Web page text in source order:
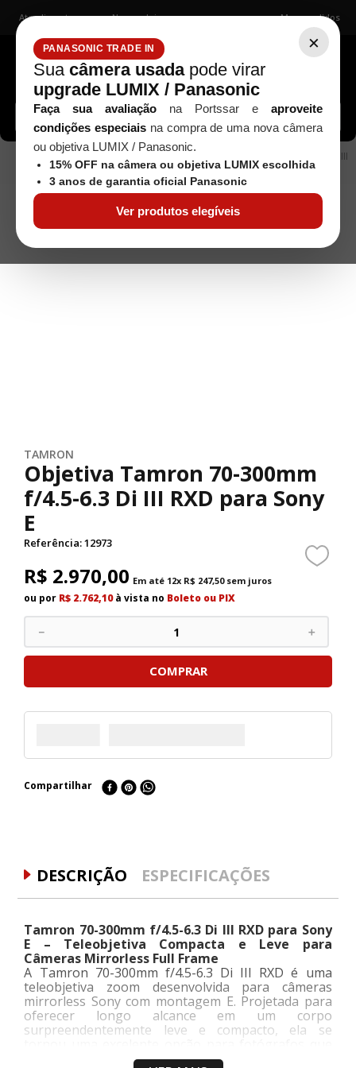
×
PANASONIC TRADE IN
Sua câmera usadapode virar
upgrade LUMIX / Panasonic
Faça sua avaliação na Portssar e aproveite
condições especiaisna compra de uma nova câmera
ou objetiva LUMIX / Panasonic.
15% OFF na câmera ou objetiva LUMIX escolhida
3 anos de garantia oficial Panasonic
Ver produtos elegíveis
Atendimento Nossas lojas Meus pedidos
Buscar câmeras, lentes, acessórios...
Objetivas Sony
Objetiva Tamron 70-300mm f/4.5-6.3 Di III
RXD para Sony E
TAMRON
Objetiva Tamron 70-300mm
f/4.5-6.3 Di III RXD para Sony
E
Referência:12973
R$ 2.970,00 Em até 12x R$ 247,50sem juros
ou por R$ 2.762,10à vista no Boleto ou PIX
＋
－
COMPRAR
Compartilhar
DESCRIÇÃO ESPECIFICAÇÕES
Tamron 70-300mm f/4.5-6.3 Di III RXD para Sony
E – Teleobjetiva Compacta e Leve para
Câmeras Mirrorless Full Frame
A Tamron 70-300mm f/4.5-6.3 Di III RXD é uma
teleobjetiva zoom desenvolvida para câmeras
mirrorless Sony com montagem E. Projetada para
oferecer longo alcance em um corpo
surpreendentemente leve e compacto, ela se
buscam mobilidade sem abrir mão da qualidade de